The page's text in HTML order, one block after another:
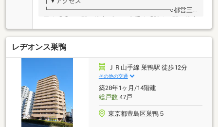
┗━━━━━━━━━━━━━━━━━━━○都営三
10分○東京メトロ丸ノ内線「新大塚」駅 徒歩13分
┃▼リフォーム履歴有（2018年3月頃実施）
┗━━━━━━━━━━━━━━━━━━━・システ
ムキッチン交換（食洗機・浄水器一体型水栓）／
LIXIL ・ユニットバス交換（浴室乾燥機能付）／
TOTO・洗面化粧台交換／パナソニック・トイレ便器
交換／TOTO・間取り変更・フローリング張替え（リ
ビング、居室）・フロアタイル張替え（廊下、玄
関）・クロス張替え（前面）・建具交換・給湯器交
換 他
レヂオンス巣鴨
ＪＲ山手線 巣鴨駅 徒歩12分
その他の交通
築28年1ヶ月/14階建
総戸数47戸
東京都豊島区巣鴨５